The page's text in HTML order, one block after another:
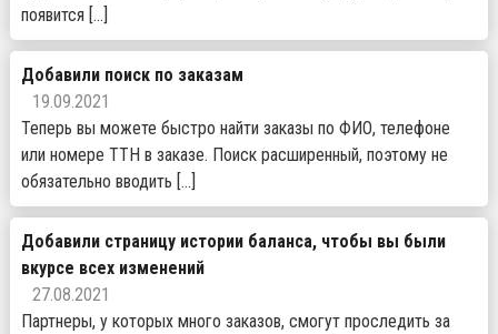
появится […]
Добавили поиск по заказам
19.09.2021
Теперь вы можете быстро найти заказы по ФИО, телефоне
или номере ТТН в заказе. Поиск расширенный, поэтому не
обязательно вводить […]
Добавили страницу истории баланса, чтобы вы были
вкурсе всех изменений
27.08.2021
Партнеры, у которых много заказов, смогут проследить за